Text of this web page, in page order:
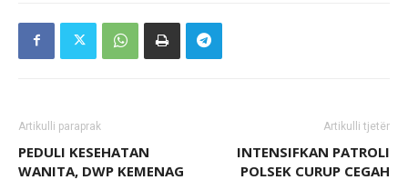
Artikulli paraprak
PEDULI KESEHATAN
WANITA, DWP KEMENAG
Artikulli tjetër
INTENSIFKAN PATROLI
POLSEK CURUP CEGAH